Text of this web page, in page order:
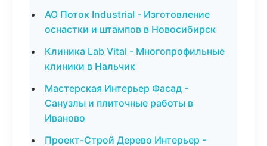
АО Поток Industrial - Изготовление
оснастки и штампов в Новосибирск
Клиника Lab Vital - Многопрофильные
клиники в Нальчик
Мастерская Интерьер Фасад -
Санузлы и плиточные работы в
Иваново
Проект-Строй Дерево Интерьер -